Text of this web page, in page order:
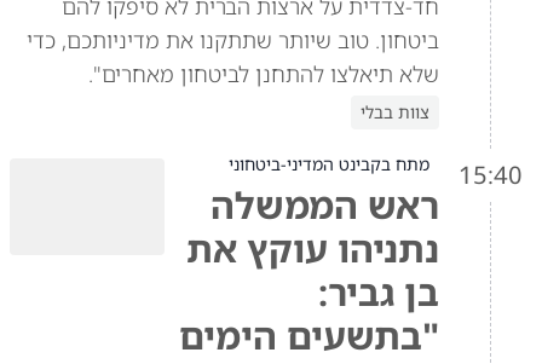
חד-צדדית על ארצות הברית לא סיפקו להם
ביטחון. טוב שיותר שתתקנו את מדיניותכם, כדי
שלא תיאלצו להתחנן לביטחון מאחרים".
צוות בבלי
15:40 מתח בקבינט המדיני-ביטחוני
ראש הממשלה
נתניהו עוקץ את
בן גביר:
"בתשעים הימים